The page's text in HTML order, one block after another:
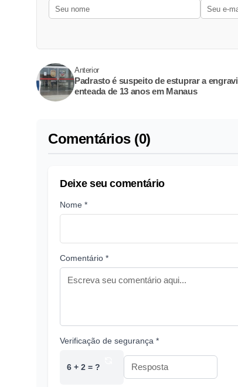
Anterior
Padrasto é suspeito de estuprar a
enteada de 13 anos em Manaus
Comentários (0)
Deixe seu comentário
Nome *
Comentário *
Verificação de segurança *
6 + 2 = ?